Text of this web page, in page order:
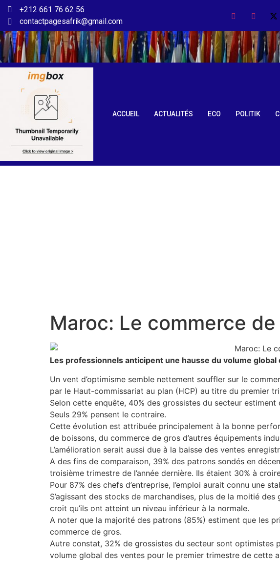
+212 661 76 62 56
contactpagesafrik@gmail.com
ACCUEIL ACTUALITÉS ECO POLITIK
Maroc: Le commerce
Les professionnels anticipent une hausse du volume
Un vent d’optimisme semble nettement souffler sur le
par le Haut-commissariat au plan (HCP) au titre du premier
Selon cette enquête, 40% des grossistes du secteur
Seuls 29% pensent le contraire.
Cette évolution est attribuée principalement à la bonne
de boissons, du commerce de gros d’autres équipements
L’amélioration serait aussi due à la baisse des ventes
A des fins de comparaison, 39% des patrons sondés en
troisième trimestre de l’année dernière. Ils étaient 30% à
Pour 87% des chefs d’entreprise, l’emploi aurait connu une
S’agissant des stocks de marchandises, plus de la moitié
croit qu’ils ont atteint un niveau inférieur à la normale.
A noter que la majorité des patrons (85%) estiment que les
commerce de gros.
Autre constat, 32% de grossistes du secteur sont optimistes
volume global des ventes pour le premier trimestre de cette